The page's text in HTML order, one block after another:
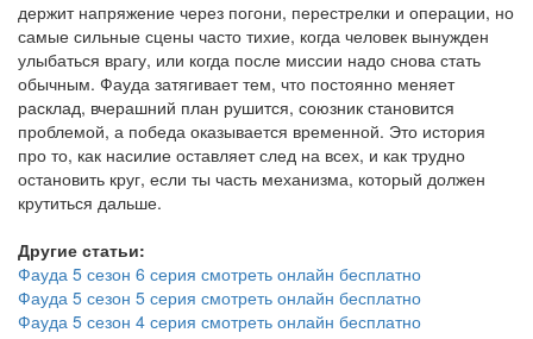
держит напряжение через погони, перестрелки и операции, но
самые сильные сцены часто тихие, когда человек вынужден
улыбаться врагу, или когда после миссии надо снова стать
обычным. Фауда затягивает тем, что постоянно меняет
расклад, вчерашний план рушится, союзник становится
проблемой, а победа оказывается временной. Это история
про то, как насилие оставляет след на всех, и как трудно
остановить круг, если ты часть механизма, который должен
крутиться дальше.
Другие статьи:
Фауда 5 сезон 6 серия смотреть онлайн бесплатно
Фауда 5 сезон 5 серия смотреть онлайн бесплатно
Фауда 5 сезон 4 серия смотреть онлайн бесплатно